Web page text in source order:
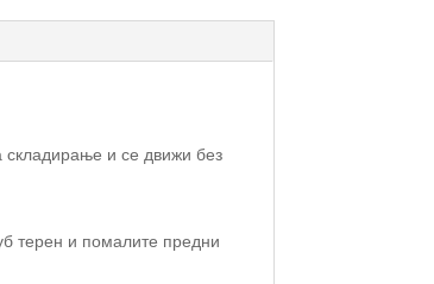
складирање и се движи без
терен и помалите предни